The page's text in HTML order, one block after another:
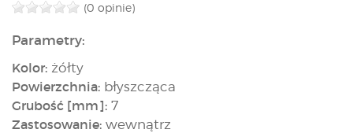
(0 opinie)
Parametry:
Kolor: żółty
Powierzchnia: błyszcząca
Grubość [mm]: 7
Zastosowanie: wewnątrz